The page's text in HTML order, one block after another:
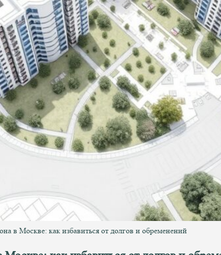
в Москве: как избавиться от долгов и обременений